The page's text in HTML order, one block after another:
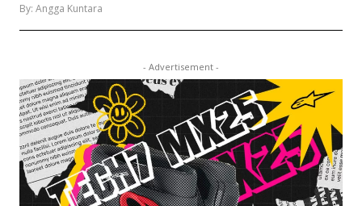
By: Angga Kuntara
- Advertisement -